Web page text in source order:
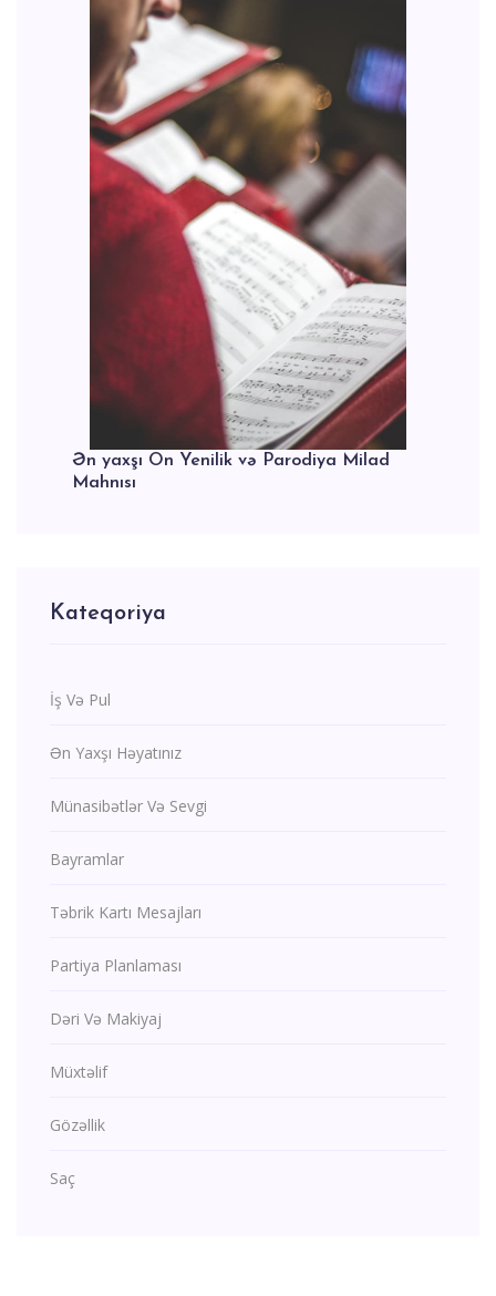
Ən yaxşı On Yenilik və Parodiya Milad
Mahnısı
Kateqoriya
İş Və Pul
Ən Yaxşı Həyatınız
Münasibətlər Və Sevgi
Bayramlar
Təbrik Kartı Mesajları
Partiya Planlaması
Dəri Və Makiyaj
Müxtəlif
Gözəllik
Saç